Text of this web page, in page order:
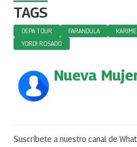
TAGS
DEPA TOUR FARANDULA
YORDI ROSADO
Nueva
Suscríbete a nuestro canal de